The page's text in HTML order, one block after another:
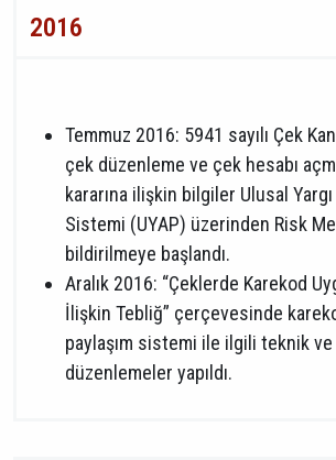
2016
Temmuz 2016: 5941 sayılı Çek
çek düzenleme ve çek hesabı
kararına ilişkin bilgiler Ulusal
Sistemi (UYAP) üzerinden Risk
bildirilmeye başlandı.
Aralık 2016: “Çeklerde Karekod
İlişkin Tebliğ” çerçevesinde
paylaşım sistemi ile ilgili teknik
düzenlemeler yapıldı.